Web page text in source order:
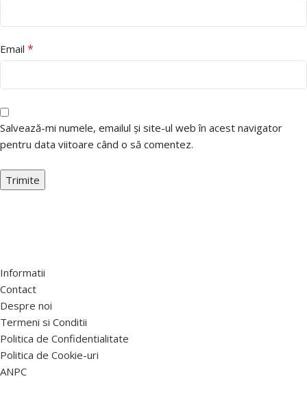
Email *
Salvează-mi numele, emailul și site-ul web în acest navigator
pentru data viitoare când o să comentez.
Informatii
Contact
Despre noi
Termeni si Conditii
Politica de Confidentialitate
Politica de Cookie-uri
ANPC